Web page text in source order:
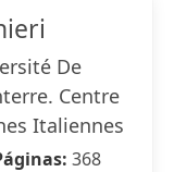
De
Centre
Italiennes
368